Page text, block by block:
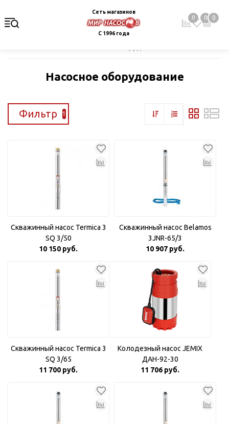
Сеть магазинов
С 1996 года
0 0 0
Насосное оборудование
Фильтр 1
Скважинный насос Termica 3
SQ 3/50
10 150 руб.
Скважинный насос Belamos
3JNR-65/3
10 907 руб.
Скважинный насос Termica 3
SQ 3/65
11 700 руб.
Колодезный насос JEMIX
ДАН-92-30
11 706 руб.